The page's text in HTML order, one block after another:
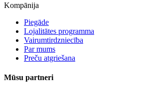
Kompānija
Piegāde
Lojalitātes programma
Vairumtirdzniecība
Par mums
Preču atgriešana
Mūsu partneri